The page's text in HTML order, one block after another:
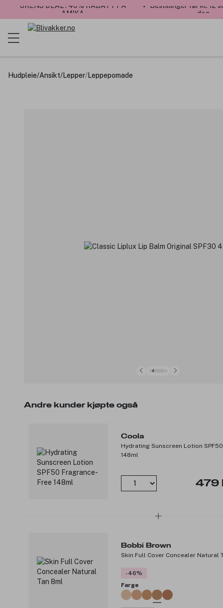
UKENS DEAL : 40% RABATT PÅ
AMIKA
✓ Bestillinger før kl. 12
dag
Hudpleie/Ansikt/Lepper/Leppepomade
Andre kunder kjøpte også
Coola
Hydrating Sunscreen Lotion
148ml
479
Bobbi Brown
Skin Full Cover Concealer Natural
-46%
Farge